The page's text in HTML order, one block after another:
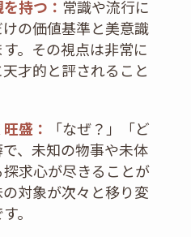
持つ： 常識や流行に
の価値基準と美意識
。その視点は非常に
才的と評されること
盛：
「なぜ？」「ど
、未知の物事や未体
求心が尽きることが
対象が次々と移り変
。